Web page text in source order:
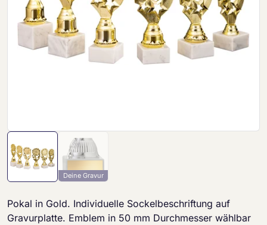
Deine Gravur
Pokal in Gold. Individuelle Sockelbeschriftung auf
Gravurplatte. Emblem in 50 mm Durchmesser wählbar